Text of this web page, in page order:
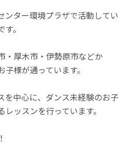
ンター環境プラザで活動してい
。
・厚木市・伊勢原市などか
様が通っています。
を中心に、ダンス未経験のお子
ッスンを行っています。